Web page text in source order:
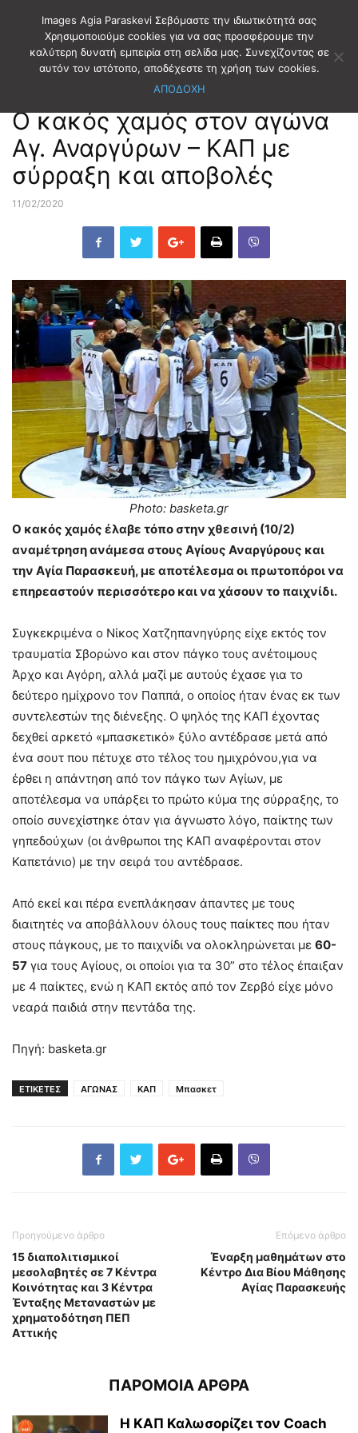
Αρχική ΑΘΛΗΤΙΣΜΟΣ ΜΠΑΣΚΕΤ
Ο κακός χαμός στον αγώνα
Αγ. Αναργύρων – ΚΑΠ με
σύρραξη και αποβολές
11/02/2020
Photo: basketa.gr
Ο κακός χαμός έλαβε τόπο στην χθεσινή (10/2)
αναμέτρηση ανάμεσα στους Αγίους Αναργύρους και
την Αγία Παρασκευή, με αποτέλεσμα οι πρωτοπόροι να
επηρεαστούν περισσότερο και να χάσουν το παιχνίδι.
Συγκεκριμένα ο Νίκος Χατζηπανηγύρης είχε εκτός τον
τραυματία Σβορώνο και στον πάγκο τους ανέτοιμους
Άρχο και Αγόρη, αλλά μαζί με αυτούς έχασε για το
δεύτερο ημίχρονο τον Παππά, ο οποίος ήταν ένας εκ των
συντελεστών της διένεξης. Ο ψηλός της ΚΑΠ έχοντας
δεχθεί αρκετό «μπασκετικό» ξύλο αντέδρασε μετά από
ένα σουτ που πέτυχε στο τέλος του ημιχρόνου,για να
έρθει η απάντηση από τον πάγκο των Αγίων, με
αποτέλεσμα να υπάρξει το πρώτο κύμα της σύρραξης, το
οποίο συνεχίστηκε όταν για άγνωστο λόγο, παίκτης των
γηπεδούχων (οι άνθρωποι της ΚΑΠ αναφέρονται στον
Καπετάνιο) με την σειρά του αντέδρασε.
Από εκεί και πέρα ενεπλάκησαν άπαντες με τους
διαιτητές να αποβάλλουν όλους τους παίκτες που ήταν
στους πάγκους, με το παιχνίδι να ολοκληρώνεται με 60-
57 για τους Αγίους, οι οποίοι για τα 30” στο τέλος έπαιξαν
με 4 παίκτες, ενώ η ΚΑΠ εκτός από τον Ζερβό είχε μόνο
νεαρά παιδιά στην πεντάδα της.
Πηγή: basketa.gr
ΕΤΙΚΕΤΕΣ ΑΓΩΝΑΣ ΚΑΠ Μπασκετ
Προηγούμενο άρθρο
15 διαπολιτισμικοί
μεσολαβητές σε 7 Κέντρα
Κοινότητας και 3 Κέντρα
Ένταξης Μεταναστών με
χρηματοδότηση ΠΕΠ
Αττικής
Επόμενο άρθρο
Έναρξη μαθημάτων στο
Κέντρο Δια Βίου Μάθησης
Αγίας Παρασκευής
ΠΑΡΟΜΟΙΑ ΑΡΘΡΑ
Η ΚΑΠ Καλωσορίζει τον Coach
Images Agia Paraskevi Σεβόμαστε την ιδιωτικότητά σας
Χρησιμοποιούμε cookies για να σας προσφέρουμε την
καλύτερη δυνατή εμπειρία στη σελίδα μας. Συνεχίζοντας σε
αυτόν τον ιστότοπο, αποδέχεστε τη χρήση των cookies.
ΑΠΟΔΟΧΗ